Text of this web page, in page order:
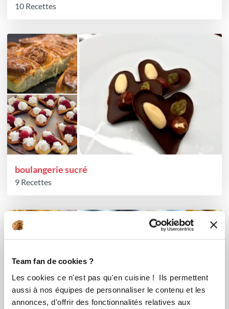
Team fan de cookies ?
Les cookies ce n'est pas qu'en cuisine ! Ils permettent
aussi à nos équipes de personnaliser le contenu et les
annonces, d'offrir des fonctionnalités relatives aux
10 Recettes
boulangerie sucré
9 Recettes